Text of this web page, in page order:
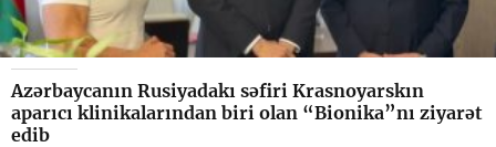
Azərbaycanın Rusiyadakı səfiri Krasnoyarskın
aparıcı klinikalarından biri olan “Bionika”nı ziyarət
edib